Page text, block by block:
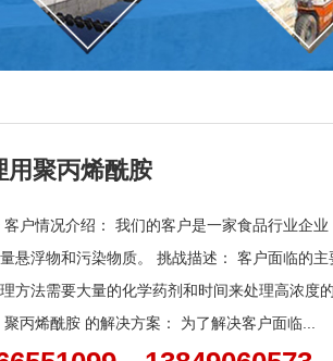
用聚丙烯酰胺
户情况介绍： 我们的客户是一家食品行业企
悬浮物和污染物质。 挑战描述： 客户面临的
方法需要大量的化学药剂和时间来处理高浓度
丙烯酰胺 的解决方案： 为了解决客户面临...